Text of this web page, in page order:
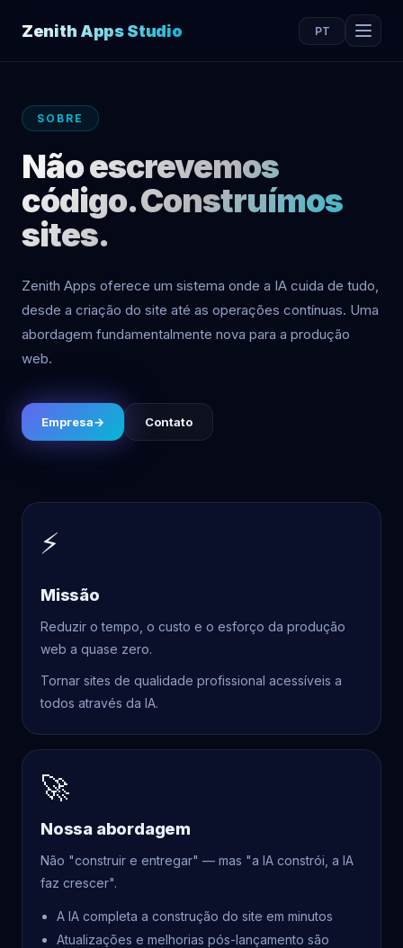
Zenith Apps Studio PT
SOBRE
Não escrevemos
código. Construímos
sites.
Zenith Apps oferece um sistema onde a IA cuida de tudo,
desde a criação do site até as operações contínuas. Uma
abordagem fundamentalmente nova para a produção
web.
Empresa→ Contato
⚡
Missão
Reduzir o tempo, o custo e o esforço da produção
web a quase zero.
Tornar sites de qualidade profissional acessíveis a
todos através da IA.
🚀
Nossa abordagem
Não "construir e entregar" — mas "a IA constrói, a IA
faz crescer".
A IA completa a construção do site em minutos
Atualizações e melhorias pós-lançamento são